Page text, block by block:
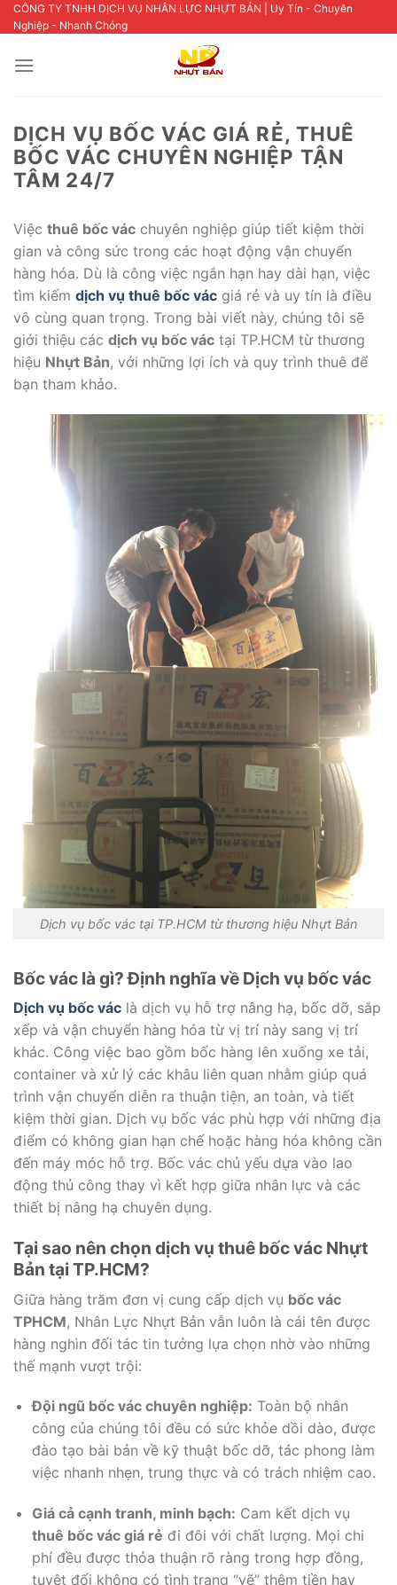
Skip
to
CÔNG TY TNHH DỊCH VỤ NHÂN LỰC NHỰT BẢN | Uy Tín - Chuyên
Nghiệp - Nhanh Chóng
DỊCH VỤ BỐC VÁC GIÁ RẺ, THUÊ
BỐC VÁC CHUYÊN NGHIỆP TẬN
TÂM 24/7
Việc thuê bốc vác chuyên nghiệp giúp tiết kiệm thời
gian và công sức trong các hoạt động vận chuyển
hàng hóa. Dù là công việc ngắn hạn hay dài hạn, việc
tìm kiếm dịch vụ thuê bốc vác giá rẻ và uy tín là điều
vô cùng quan trọng. Trong bài viết này, chúng tôi sẽ
giới thiệu các dịch vụ bốc vác tại TP.HCM từ thương
hiệu Nhựt Bản, với những lợi ích và quy trình thuê để
bạn tham khảo.
Dịch vụ bốc vác tại TP.HCM từ thương hiệu Nhựt Bản
Bốc vác là gì? Định nghĩa về Dịch vụ bốc vác
Dịch vụ bốc vác là dịch vụ hỗ trợ nâng hạ, bốc dỡ, sắp
xếp và vận chuyển hàng hóa từ vị trí này sang vị trí
khác. Công việc bao gồm bốc hàng lên xuống xe tải,
container và xử lý các khâu liên quan nhằm giúp quá
trình vận chuyển diễn ra thuận tiện, an toàn, và tiết
kiệm thời gian. Dịch vụ bốc vác phù hợp với những địa
điểm có không gian hạn chế hoặc hàng hóa không cần
đến máy móc hỗ trợ. Bốc vác chủ yếu dựa vào lao
động thủ công thay vì kết hợp giữa nhân lực và các
thiết bị nâng hạ chuyên dụng.
Tại sao nên chọn dịch vụ thuê bốc vác Nhựt
Bản tại TP.HCM?
Giữa hàng trăm đơn vị cung cấp dịch vụ bốc vác
TPHCM, Nhân Lực Nhựt Bản vẫn luôn là cái tên được
hàng nghìn đối tác tin tưởng lựa chọn nhờ vào những
thế mạnh vượt trội:
Đội ngũ bốc vác chuyên nghiệp: Toàn bộ nhân
công của chúng tôi đều có sức khỏe dồi dào, được
đào tạo bài bản về kỹ thuật bốc dỡ, tác phong làm
việc nhanh nhẹn, trung thực và có trách nhiệm cao.
Giá cả cạnh tranh, minh bạch: Cam kết dịch vụ
thuê bốc vác giá rẻ đi đôi với chất lượng. Mọi chi
phí đều được thỏa thuận rõ ràng trong hợp đồng,
tuyệt đối không có tình trạng “vẽ” thêm tiền hay